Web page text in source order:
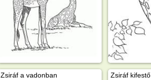
Zsiráf a vadonban Zsiráf kifestő